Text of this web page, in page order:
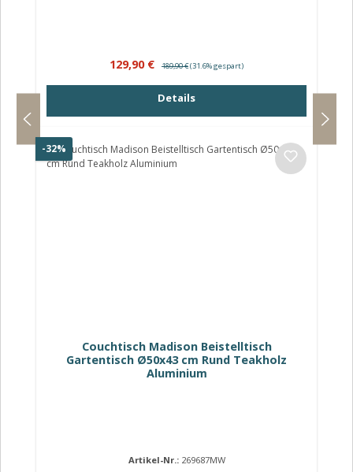
Verkaufspreis:
129,90 € Regulärer Preis:
189,90 €(31.6% gespart)
Details
-32% Rabatt
Couchtisch Madison Beistelltisch
Gartentisch Ø50x43 cm Rund Teakholz
Aluminium
Artikel-Nr.: 269687MW